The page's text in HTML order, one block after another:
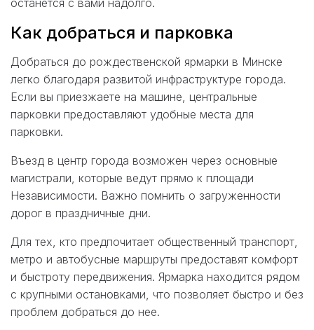
Как добраться и парковка
Добраться до рождественской ярмарки в Минске
легко благодаря развитой инфраструктуре города.
Если вы приезжаете на машине, центральные
парковки предоставляют удобные места для
парковки.
Въезд в центр города возможен через основные
магистрали, которые ведут прямо к площади
Независимости. Важно помнить о загруженности
дорог в праздничные дни.
Для тех, кто предпочитает общественный транспорт,
метро и автобусные маршруты предоставят комфорт
и быстроту передвижения. Ярмарка находится рядом
с крупными остановками, что позволяет быстро и без
проблем добраться до нее.